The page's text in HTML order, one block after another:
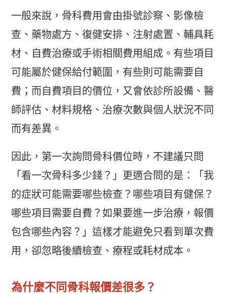
一般來說，骨科費用會由掛號診察、影像檢
查、藥物處方、復健安排、注射處置、輔具耗
材、自費治療或手術相關費用組成。有些項目
可能屬於健保給付範圍，有些則可能需要自
費；而自費項目的價位，又會依診所設備、醫
師評估、材料規格、治療次數與個人狀況不同
而有差異。
因此，第一次詢問骨科價位時，不建議只問
「看一次骨科多少錢？」更適合問的是：「我
的症狀可能需要哪些檢查？哪些項目有健保？
哪些項目需要自費？如果要進一步治療，報價
包含哪些內容？」這樣才能避免只看到單次費
用，卻忽略後續檢查、療程或耗材成本。
為什麼不同骨科報價差很多？